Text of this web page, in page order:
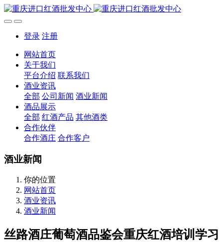
登录 注册
网站首页
关于我们
平台介绍 联系我们
酒业资讯
全部 公司新闻 酒业新闻
酒品展示
全部 红酒产品 其他酒类
合作伙伴
合作酒庄 合作客户
酒业新闻
你的位置
网站首页
酒业资讯
酒业新闻
丝路酒庄葡萄酒品鉴会重庆红酒培训学习